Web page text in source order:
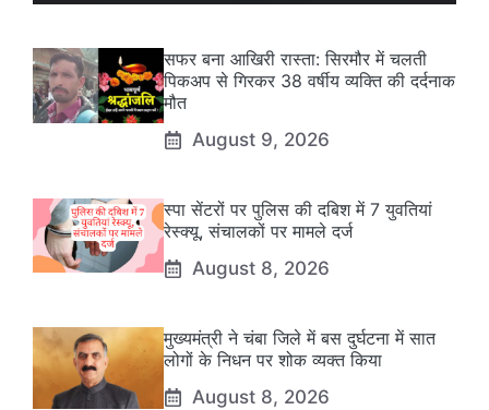
सफर बना आखिरी रास्ता: सिरमौर में चलती
पिकअप से गिरकर 38 वर्षीय व्यक्ति की दर्दनाक
मौत
August 9, 2026
स्पा सेंटरों पर पुलिस की दबिश में 7 युवतियां
रेस्क्यू, संचालकों पर मामले दर्ज
August 8, 2026
मुख्यमंत्री ने चंबा जिले में बस दुर्घटना में सात
लोगों के निधन पर शोक व्यक्त किया
August 8, 2026